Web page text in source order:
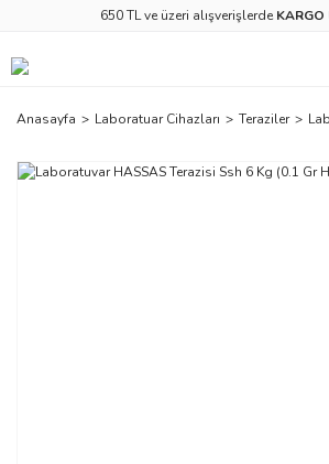
650 TL ve üzeri alışverişlerde KARGO
Anasayfa Laboratuar Cihazları Teraziler